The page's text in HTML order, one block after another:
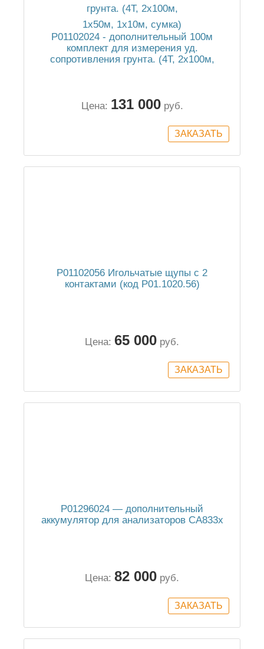
P01102024 - дополнительный 100м
комплект для измерения уд.
сопротивления грунта. (4Т, 2х100м,
Цена: 131 000 руб.
P01102056 Игольчатые щупы с 2
контактами (код P01.1020.56)
Цена: 65 000 руб.
P01296024 — дополнительный
аккумулятор для анализаторов CA833x
Цена: 82 000 руб.